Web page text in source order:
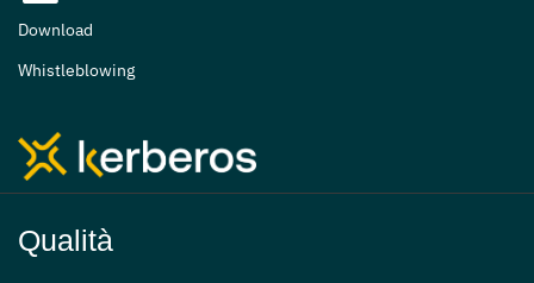
Download
Whistleblowing
Qualità